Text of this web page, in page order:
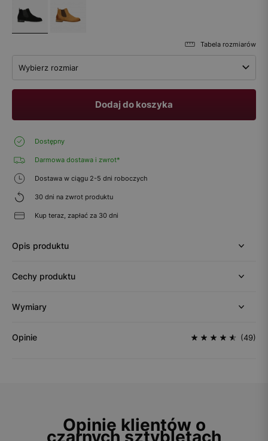
Tabela rozmiarów
Wybierz rozmiar
Dodaj do koszyka
Dostępny
Darmowa dostawa i zwrot*
Dostawa w ciągu 2-5 dni roboczych
30 dni na zwrot produktu
Kup teraz, zapłać za 30 dni
Opis produktu
Cechy produktu
Wymiary
Opinie (49)
Opinie klientów o
czarnych sztybletach